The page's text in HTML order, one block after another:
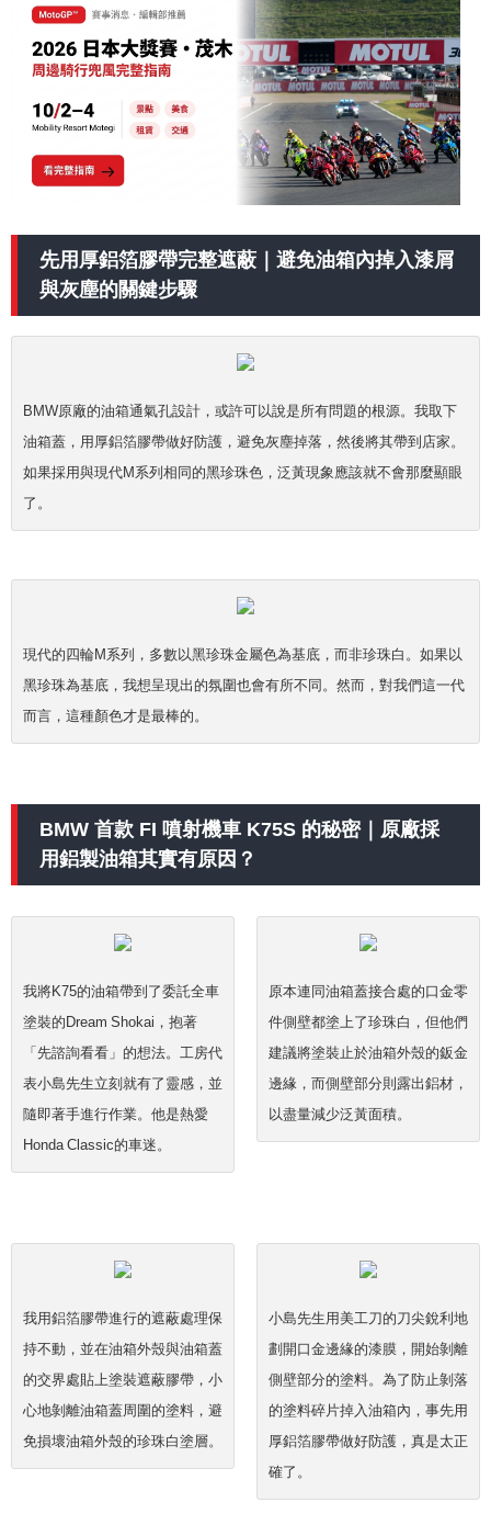
先用厚鋁箔膠帶完整遮蔽｜避免油箱內掉入漆屑
與灰塵的關鍵步驟
BMW原廠的油箱通氣孔設計，或許可以說是所有問題的根源。我取下
油箱蓋，用厚鋁箔膠帶做好防護，避免灰塵掉落，然後將其帶到店家。
如果採用與現代M系列相同的黑珍珠色，泛黃現象應該就不會那麼顯眼
了。
現代的四輪M系列，多數以黑珍珠金屬色為基底，而非珍珠白。如果以
黑珍珠為基底，我想呈現出的氛圍也會有所不同。然而，對我們這一代
而言，這種顏色才是最棒的。
BMW 首款 FI 噴射機車 K75S 的秘密｜原廠採
用鋁製油箱其實有原因？
我將K75的油箱帶到了委託全車
塗裝的Dream Shokai，抱著
「先諮詢看看」的想法。工房代
表小島先生立刻就有了靈感，並
隨即著手進行作業。他是熱愛
Honda Classic的車迷。
原本連同油箱蓋接合處的口金零
件側壁都塗上了珍珠白，但他們
建議將塗裝止於油箱外殼的鈑金
邊緣，而側壁部分則露出鋁材，
以盡量減少泛黃面積。
我用鋁箔膠帶進行的遮蔽處理保
持不動，並在油箱外殼與油箱蓋
的交界處貼上塗裝遮蔽膠帶，小
心地剝離油箱蓋周圍的塗料，避
免損壞油箱外殼的珍珠白塗層。
小島先生用美工刀的刀尖銳利地
劃開口金邊緣的漆膜，開始剝離
側壁部分的塗料。為了防止剝落
的塗料碎片掉入油箱內，事先用
厚鋁箔膠帶做好防護，真是太正
確了。